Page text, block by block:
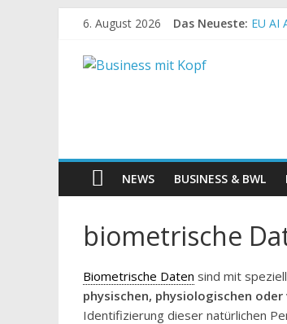
6. August 2026 Das Neueste: EU AI
Wie
NEWS BUSINESS & BWL
biometrische
Biometrische Daten sind mit
physischen, physiologischen
Identifizierung dieser natürlichen